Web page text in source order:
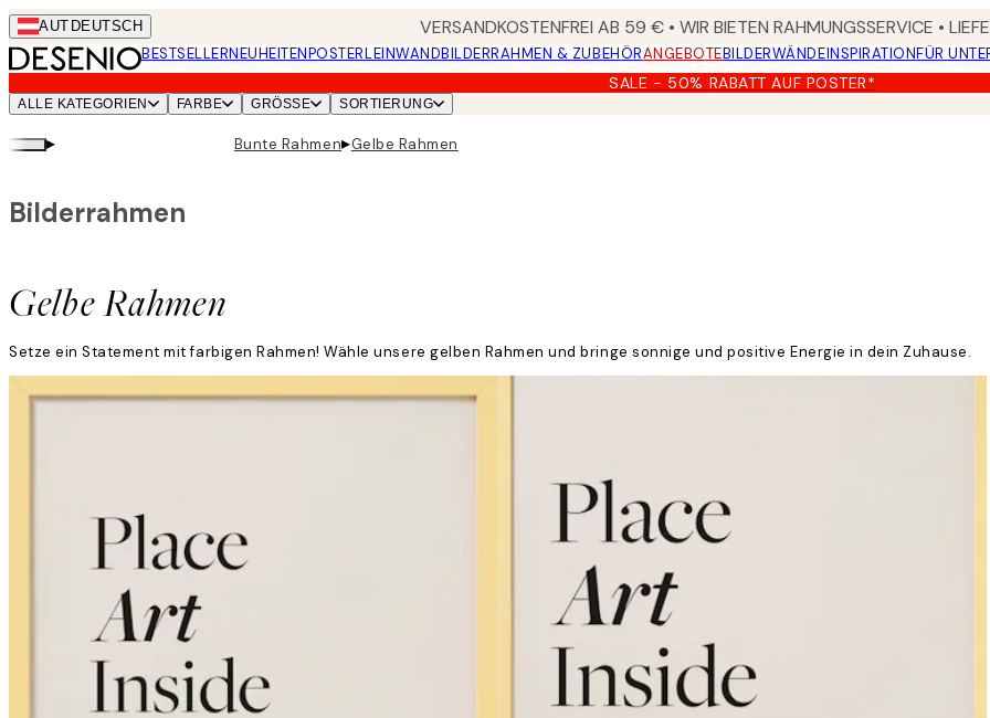
Skip
to
main
content.
AUT DEUTSCH VERSANDKOSTENFREI AB 59 € • WIR BIETEN RAHMUNGSSERVICE •
BESTSELLERNEUHEITENPOSTERLEINWANDBILDERRAHMEN & ZUBEHÖRANGEBOTEBILDERWÄNDEINSPIRATIONFÜR
SALE - 50% RABATT AUF POSTER*
ALLE KATEGORIEN FARBE GRÖSSE SORTIERUNG
▸ Bunte Rahmen▸Gelbe Rahmen
Gelbe Rahmen
Bilderrahmen
Setze ein Statement mit farbigen Rahmen! Wähle unsere gelben Rahmen und bringe sonnige und positive Energie in dein Zuhause.